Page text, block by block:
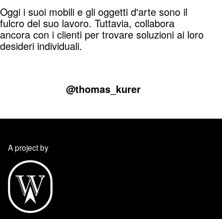
Oggi i suoi mobili e gli oggetti d'arte sono il
fulcro del suo lavoro. Tuttavia, collaborа
ancora con i clienti per trovare soluzioni ai loro
desideri individuali.
@thomas_kurer
A project by